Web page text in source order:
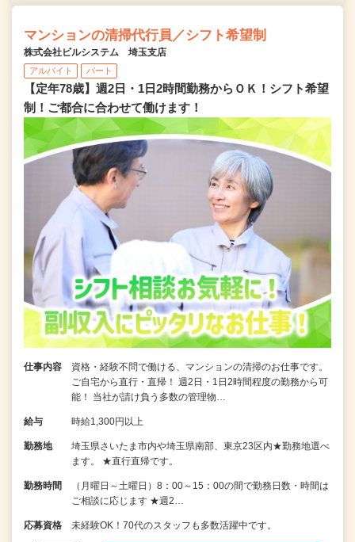
マンションの清掃代行員／シフト希望制
株式会社ビルシステム 埼玉支店
アルバイト パート
【定年78歳】週2日・1日2時間勤務からＯＫ！シフト希望
制！ご都合に合わせて働けます！
仕事内容
資格・経験不問で働ける、マンションの清掃のお仕事です。
ご自宅から直行・直帰！ 週2日・1日2時間程度の勤務から可
能！ 当社が請け負う多数の管理物…
給与 時給1,300円以上
勤務地
埼玉県さいたま市内や埼玉県南部、東京23区内★勤務地選べ
ます。 ★直行直帰です。
勤務時間
（月曜日～土曜日）8：00～15：00の間で勤務日数・時間は
ご相談に応じます ★週2…
応募資格 未経験OK！70代のスタッフも多数活躍中です。